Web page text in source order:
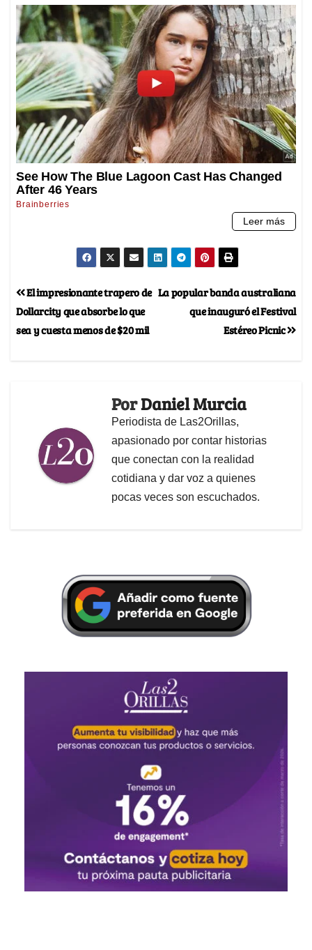
La popular banda australiana
que inauguró el Festival
Estéreo Picnic
El impresionante trapero de
Dollarcity que absorbe lo que
sea y cuesta menos de $20 mil
PorDaniel Murcia
Periodista de Las2Orillas,
apasionado por contar historias
que conectan con la realidad
cotidiana y dar voz a quienes
pocas veces son escuchados.